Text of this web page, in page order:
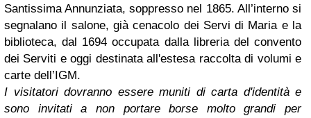
Santissima Annunziata, soppresso nel 1865. All’interno si
segnalano il salone, già cenacolo dei Servi di Maria e la
biblioteca, dal 1694 occupata dalla libreria del convento
dei Serviti e oggi destinata all'estesa raccolta di volumi e
carte dell’IGM.
I visitatori dovranno essere muniti di carta d'identità e
sono invitati a non portare borse molto grandi per